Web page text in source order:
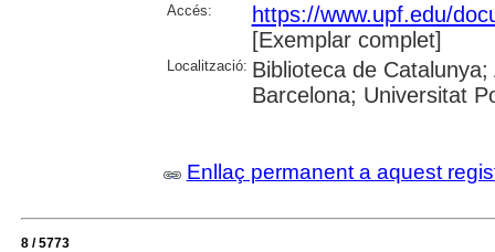
Accés:
https://www.upf.edu/
[Exemplar complet]
Localització: Biblioteca de
Barcelona; Universitat
Enllaç permanent a aquest
8 / 5773